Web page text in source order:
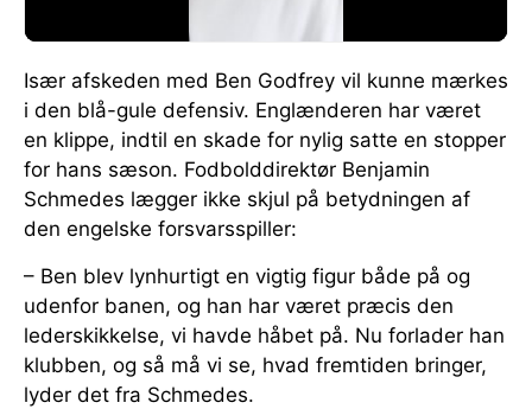
Især afskeden med Ben Godfrey vil kunne mærkes
i den blå-gule defensiv. Englænderen har været
en klippe, indtil en skade for nylig satte en stopper
for hans sæson. Fodbolddirektør Benjamin
Schmedes lægger ikke skjul på betydningen af
den engelske forsvarsspiller:
– Ben blev lynhurtigt en vigtig figur både på og
udenfor banen, og han har været præcis den
lederskikkelse, vi havde håbet på. Nu forlader han
klubben, og så må vi se, hvad fremtiden bringer,
lyder det fra Schmedes.